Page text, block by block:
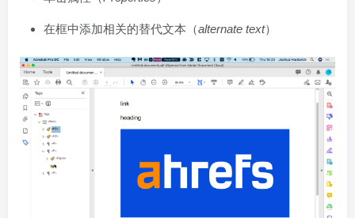
在框中添加相关的替代文本（alternate text）